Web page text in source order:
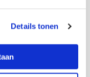
Details tonen
Autisme’van
Werkdag BV